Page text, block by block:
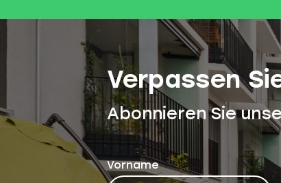
Verpassen
Abonnieren Sie
Vorname